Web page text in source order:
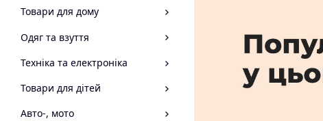
Товари для дому
Одяг та взуття
Техніка та електроніка
Товари для дітей
Авто-, мото